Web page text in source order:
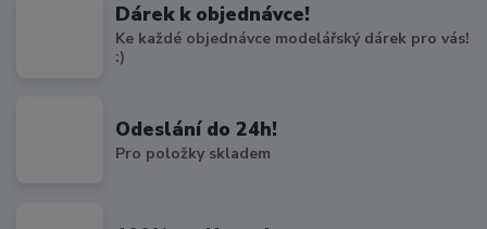
Dárek k objednávce!
Ke každé objednávce modelářský dárek pro vás!
:)
Odeslání do 24h!
Pro položky skladem